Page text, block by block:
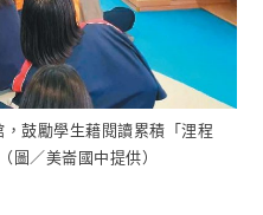
鼓勵學生藉閱讀累積「浬程
圖／美崙國中提供）